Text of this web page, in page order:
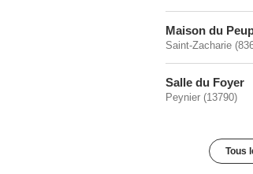
Maison du
Saint-Zacharie
Salle du Foyer
Peynier (13790)
Tous